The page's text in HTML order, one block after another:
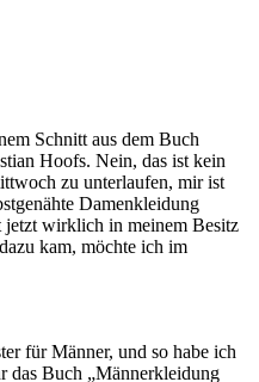
Schnitt aus dem Buch
Hoofs. Nein, das ist kein
zu unterlaufen, mir ist
Damenkleidung
jetzt wirklich in meinem Besitz
kam, möchte ich im
für Männer, und so habe ich
das Buch „Männerkleidung